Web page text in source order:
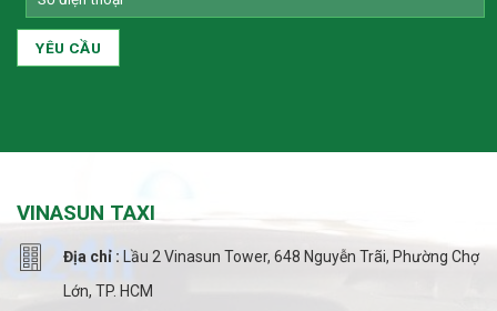
VINASUN TAXI
Địa chỉ : Lầu 2 Vinasun Tower, 648 Nguyễn Trãi, Phường Chợ
Lớn, TP. HCM